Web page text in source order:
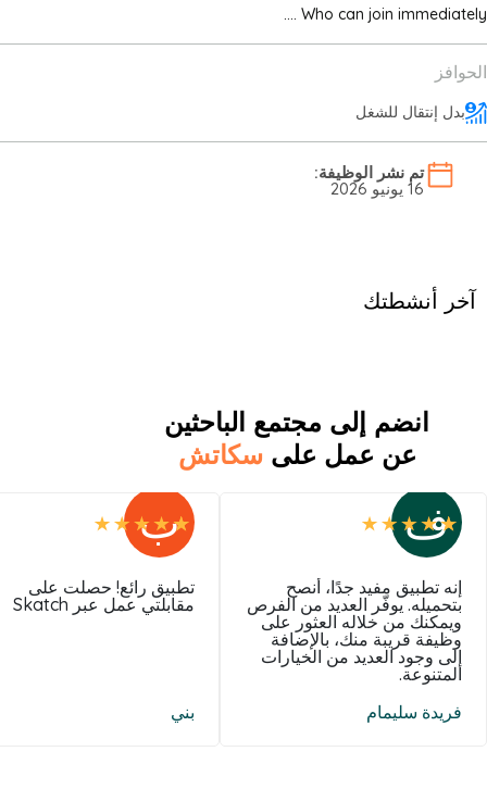
Who can join immediately ....
الحوافز
بدل إنتقال للشغل
تم نشر الوظيفة:
16 يونيو 2026
آخر أنشطتك
انضم إلى مجتمع الباحثين
عن عمل علىسكاتش
ف
إنه تطبيق مفيد جدًا، أنصح
بتحميله. يوفّر العديد من الفرص
ويمكنك من خلاله العثور على
وظيفة قريبة منك، بالإضافة
إلى وجود العديد من الخيارات
المتنوعة.
فريدة سليمام
ب
تطبيق رائع! حصلت على
مقابلتي عمل عبر Skatch
بني